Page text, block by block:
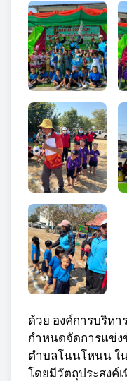
ด้วย องค์การบริห
กำหนดจัดการแข่
ตำบลโนนโหนน ใ
โดยมีวัตถุประสงค์